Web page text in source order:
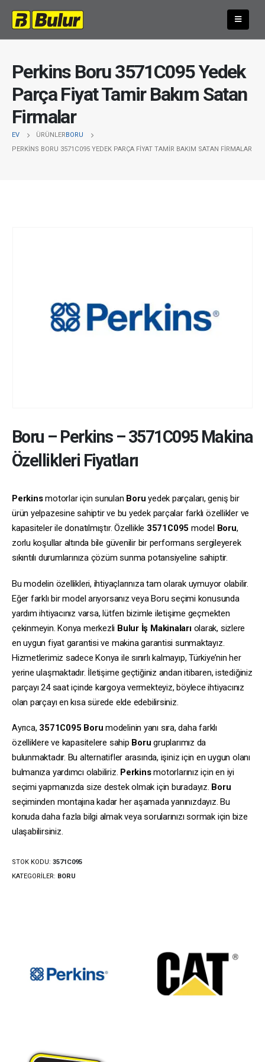
Perkins Boru 3571C095 Yedek
Parça Fiyat Tamir Bakım Satan
Firmalar
EV ÜRÜNLERBORU
PERKINS BORU 3571C095 YEDEK PARÇA FIYAT TAMIR BAKIM SATAN FIRMALAR
Boru – Perkins–3571C095Makina
Özellikleri Fiyatları
Perkinsmotorlar için sunulan Boru yedek parçaları, geniş bir
ürün yelpazesine sahiptir ve bu yedek parçalar farklı özellikler ve
kapasiteler ile donatılmıştır. Özellikle 3571C095 model Boru,
zorlu koşullar altında bile güvenilir bir performans sergileyerek
sıkıntılı durumlarınıza çözüm sunma potansiyeline sahiptir.
Bu modelin özellikleri, ihtiyaçlarınıza tam olarak uymuyor olabilir.
Eğer farklı bir model arıyorsanız veya Boru seçimi konusunda
yardım ihtiyacınız varsa, lütfen bizimle iletişime geçmekten
çekinmeyin. Konya merkezli Bulur İş Makinalarıolarak, sizlere
en uygun fiyat garantisi ve makina garantisi sunmaktayız.
Hizmetlerimiz sadece Konya ile sınırlı kalmayıp, Türkiye’nin her
yerine ulaşmaktadır. İletişime geçtiğiniz andan itibaren, istediğiniz
parçayı 24 saat içinde kargoya vermekteyiz, böylece ihtiyacınız
olan parçayı en kısa sürede elde edebilirsiniz.
Ayrıca, 3571C095 Boru modelinin yanı sıra, daha farklı
özelliklere ve kapasitelere sahip Boru gruplarımız da
bulunmaktadır. Bu alternatifler arasında, işiniz için en uygun olanı
bulmanıza yardımcı olabiliriz. Perkinsmotorlarınız için en iyi
seçimi yapmanızda size destek olmak için buradayız. Boru
seçiminden montajına kadar her aşamada yanınızdayız. Bu
konuda daha fazla bilgi almak veya sorularınızı sormak için bize
ulaşabilirsiniz.
STOK KODU: 3571C095
KATEGORILER: BORU